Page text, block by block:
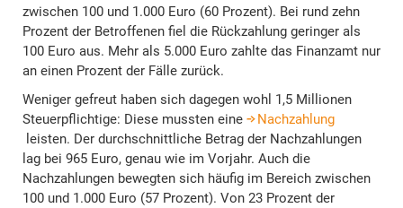
zwischen 100 und 1.000 Euro (60 Prozent). Bei rund zehn
Prozent der Betroffenen fiel die Rückzahlung geringer als
100 Euro aus. Mehr als 5.000 Euro zahlte das Finanzamt nur
an einen Prozent der Fälle zurück.
Weniger gefreut haben sich dagegen wohl 1,5 Millionen
Steuerpflichtige: Diese mussten eine
Nachzahlung
leisten. Der durchschnittliche Betrag der Nachzahlungen
lag bei 965 Euro, genau wie im Vorjahr. Auch die
Nachzahlungen bewegten sich häufig im Bereich zwischen
100 und 1.000 Euro (57 Prozent). Von 23 Prozent der